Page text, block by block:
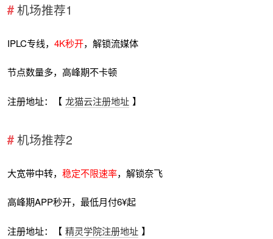
机场推荐1
IPLC专线，4K秒开，解锁流媒体
节点数量多，高峰期不卡顿
注册地址：【 龙猫云注册地址 】
机场推荐2
大宽带中转，稳定不限速率，解锁奈飞
高峰期APP秒开，最低月付6¥起
注册地址：【 精灵学院注册地址 】